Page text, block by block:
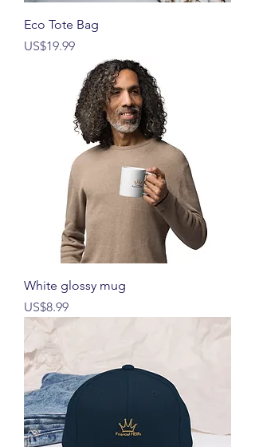
Eco Tote Bag
價格
US$19.99
White glossy mug
價格
US$8.99